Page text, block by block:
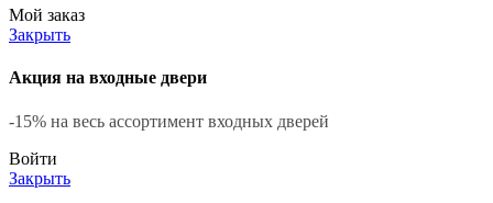
Мой заказ
Закрыть
Акция на входные двери
-15% на весь ассортимент входных дверей
Войти
Закрыть